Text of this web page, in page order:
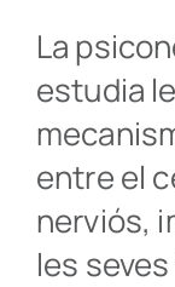
La
estudia
entre el
nerviós,
les